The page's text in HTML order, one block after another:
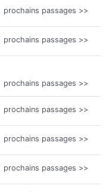
prochains passages >>
prochains passages >>
prochains passages >>
prochains passages >>
prochains passages >>
prochains passages >>